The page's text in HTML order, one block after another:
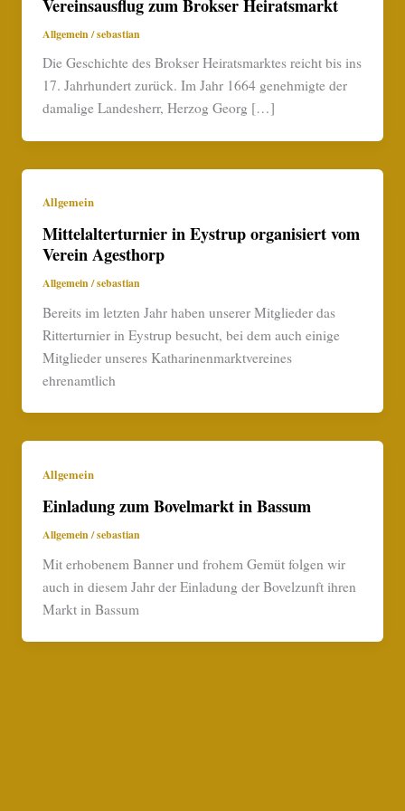
Vereinsausflug zum Brokser Heiratsmarkt
Allgemein/sebastian
Die Geschichte des Brokser Heiratsmarktes reicht bis ins
17. Jahrhundert zurück. Im Jahr 1664 genehmigte der
damalige Landesherr, Herzog Georg […]
Allgemein
Mittelalterturnier in Eystrup organisiert vom
Verein Agesthorp
Allgemein/sebastian
Bereits im letzten Jahr haben unserer Mitglieder das
Ritterturnier in Eystrup besucht, bei dem auch einige
Mitglieder unseres Katharinenmarktvereines
ehrenamtlich
Allgemein
Einladung zum Bovelmarkt in Bassum
Allgemein/sebastian
Mit erhobenem Banner und frohem Gemüt folgen wir
auch in diesem Jahr der Einladung der Bovelzunft ihren
Markt in Bassum